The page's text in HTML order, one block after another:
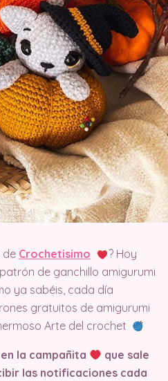
de Crochetisimo
? Hoy
de ganchillo amigurumi
ya sabéis, cada día
gratuitos de amigurumi
Arte del crochet
la campañita
que sale
las notificaciones cada